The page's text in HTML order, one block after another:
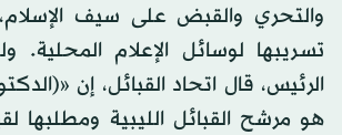
والتحري والقبض على سيف
تسريبها لوسائل الإعلام المحلية.
الرئيس، قال اتحاد القبائل، إن
هو مرشح القبائل الليبية ومطلبها